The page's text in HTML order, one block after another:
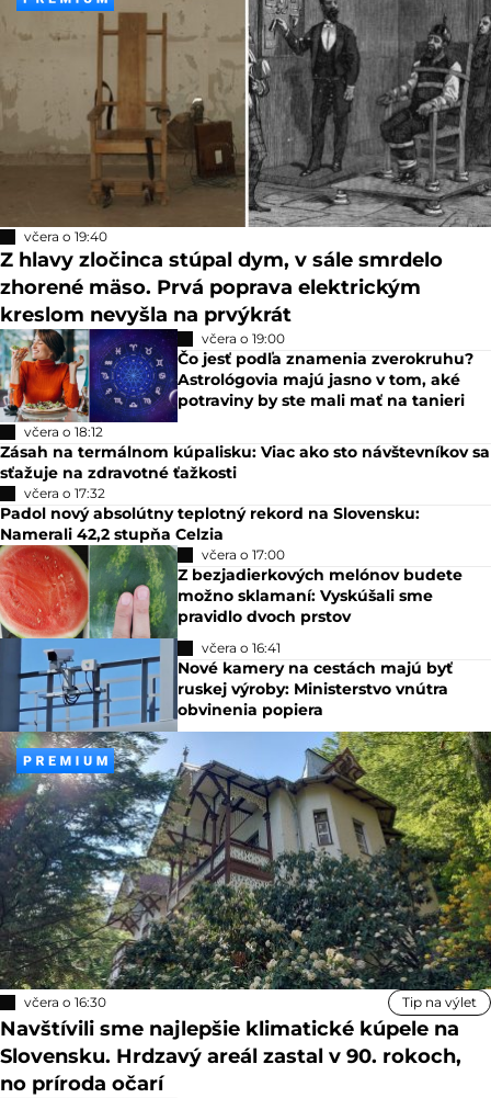
včera o 19:40
Z hlavy zločinca stúpal dym, v sále smrdelo
zhorené mäso. Prvá poprava elektrickým
kreslom nevyšla na prvýkrát
včera o 19:00
Čo jesť podľa znamenia zverokruhu?
Astrológovia majú jasno v tom, aké
potraviny by ste mali mať na tanieri
včera o 18:12
Zásah na termálnom kúpalisku: Viac ako sto návštevníkov sa
sťažuje na zdravotné ťažkosti
včera o 17:32
Padol nový absolútny teplotný rekord na Slovensku:
Namerali 42,2 stupňa Celzia
včera o 17:00
Z bezjadierkových melónov budete
možno sklamaní: Vyskúšali sme
pravidlo dvoch prstov
včera o 16:41
Nové kamery na cestách majú byť
ruskej výroby: Ministerstvo vnútra
obvinenia popiera
včera o 16:30 Tip na výlet
Navštívili sme najlepšie klimatické kúpele na
Slovensku. Hrdzavý areál zastal v 90. rokoch,
no príroda očarí